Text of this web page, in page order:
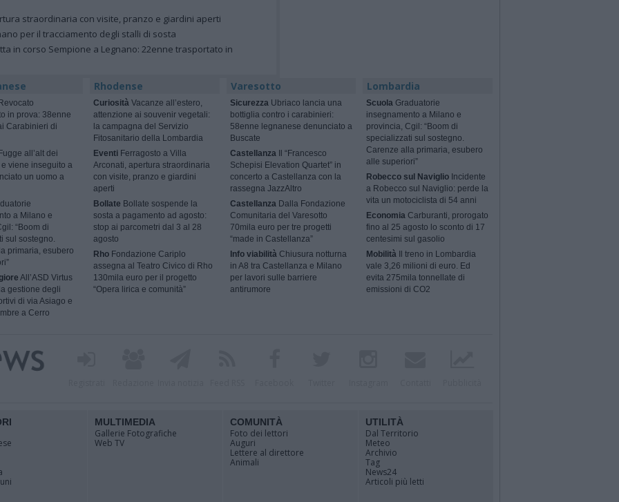
straordinaria con visite, pranzo e giardini aperti
per il tracciamento degli stalli di sosta
in corso Sempione a Legnano: 22enne trasportato in
in prova: 38enne
Carabinieri di
all’alt dei
viene inseguito a
un uomo a
a Milano e
“Boom di
sul sostegno.
primaria, esubero
All’ASD Virtus
gestione degli
di via Asiago e
a Cerro
Rhodense
Curiosità Vacanze all’estero,
attenzione ai souvenir vegetali:
la campagna del Servizio
Fitosanitario della Lombardia
Eventi Ferragosto a Villa
Arconati, apertura straordinaria
con visite, pranzo e giardini
aperti
Bollate Bollate sospende la
sosta a pagamento ad agosto:
stop ai parcometri dal 3 al 28
agosto
Rho Fondazione Cariplo
assegna al Teatro Civico di Rho
130mila euro per il progetto
“Opera lirica e comunità”
Varesotto
SicurezzaUbriaco lancia una
bottiglia contro i carabinieri:
58enne legnanese denunciato a
Buscate
CastellanzaIl “Francesco
Schepisi Elevation Quartet” in
concerto a Castellanza con la
rassegna JazzAltro
CastellanzaDalla Fondazione
Comunitaria del Varesotto
70mila euro per tre progetti
“made in Castellanza”
Info viabilitàChiusura notturna
in A8 tra Castellanza e Milano
per lavori sulle barriere
antirumore
Lombardia
Scuola Graduatorie
insegnamento a Milano e
provincia, Cgil: “Boom di
specializzati sul sostegno.
Carenze alla primaria, esubero
alle superiori”
Robecco sul Naviglio Incidente
a Robecco sul Naviglio: perde la
vita un motociclista di 54 anni
Economia Carburanti, prorogato
fino al 25 agosto lo sconto di 17
centesimi sul gasolio
Mobilità Il treno in Lombardia
vale 3,26 milioni di euro. Ed
evita 275mila tonnellate di
emissioni di CO2
MULTIMEDIA
Gallerie Fotografiche
Web TV
COMUNITÀ
Foto dei lettori
Auguri
Lettere al direttore
Animali
UTILITÀ
Dal Territorio
Meteo
Archivio
Tag
News24
Articoli più letti